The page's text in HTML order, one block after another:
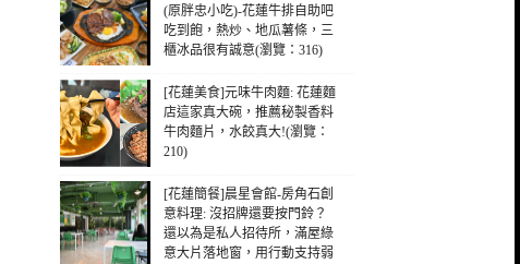
(原胖忠小吃)-花蓮牛排自助吧
吃到飽，熱炒、地瓜薯條，三
櫃冰品很有誠意(瀏覽：316)
[花蓮美食]元味牛肉麵: 花蓮麵
店這家真大碗，推薦秘製香料
牛肉麵片，水餃真大!(瀏覽：
210)
[花蓮簡餐]晨星會館-房角石創
意料理: 沒招牌還要按門鈴？
還以為是私人招待所，滿屋綠
意大片落地窗，用行動支持弱